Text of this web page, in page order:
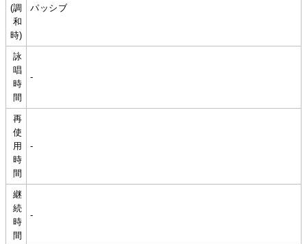
(調
和
時)
パッシブ
詠
唱
時
間
-
再
使
用
時
間
-
継
続
時
間
-